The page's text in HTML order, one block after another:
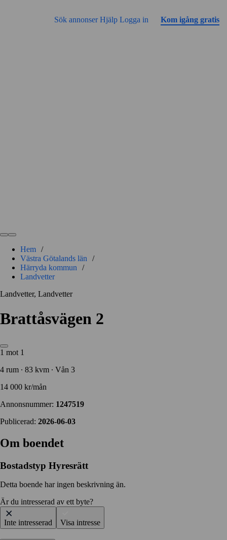
Sök annonserHjälp Logga in Kom igång gratis
Hem /
Västra Götalands län
/
Härryda kommun
/
Landvetter
Landvetter, Landvetter
Brattåsvägen 2
1 mot 1
4 rum ∙ 83 kvm ∙ Vån 3
14 000 kr/mån
Annonsnummer: 1247519
Publicerad: 2026-06-03
Om boendet
Bostadstyp Hyresrätt
Detta boende har ingen beskrivning än.
Är du intresserad av ett byte?
Inte intresserad Visa intresse